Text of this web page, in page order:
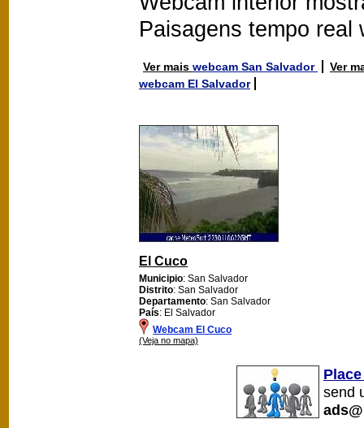
Paisagens tempo real
Ver mais webcam San Salvador
Ver
webcam El Salvador
El Cuco
Municipio: San Salvador
Distrito: San Salvador
Departamento: San Salvador
País: El Salvador
Webcam El Cuco
(Veja no mapa)
send